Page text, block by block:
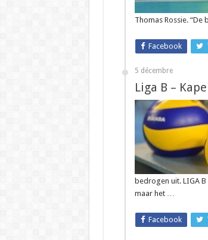
Thomas Rossie.
Facebook
5 décembre
Liga B –
bedrogen uit. LIGA B
maar het …
Facebook